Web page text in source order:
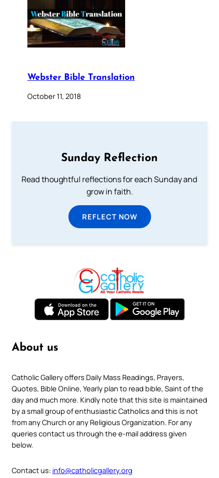
Webster Bible Translation
October 11, 2018
Sunday Reflection
Read thoughtful reflections for each Sunday and
grow in faith.
REFLECT NOW
About us
Catholic Gallery offers Daily Mass Readings, Prayers,
Quotes, Bible Online, Yearly plan to read bible, Saint of the
day and much more. Kindly note that this site is maintained
by a small group of enthusiastic Catholics and this is not
from any Church or any Religious Organization. For any
queries contact us through the e-mail address given
below.
Contact us: info@catholicgallery.org